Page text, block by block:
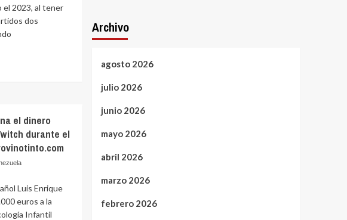
el 2023, al tener
dos
el dinero
durante el
Luis Enrique
euros a la
Infantil
Archivo
agosto 2026
julio 2026
junio 2026
mayo 2026
abril 2026
marzo 2026
febrero 2026